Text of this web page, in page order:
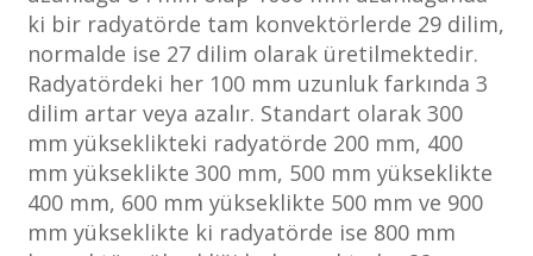
ki bir radyatörde tam konvektörlerde 29 dilim,
normalde ise 27 dilim olarak üretilmektedir.
Radyatördeki her 100 mm uzunluk farkında 3
dilim artar veya azalır. Standart olarak 300
mm yükseklikteki radyatörde 200 mm, 400
mm yükseklikte 300 mm, 500 mm yükseklikte
400 mm, 600 mm yükseklikte 500 mm ve 900
mm yükseklikte ki radyatörde ise 800 mm